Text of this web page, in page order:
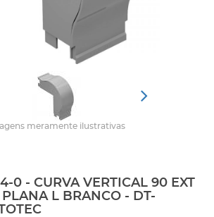
meramente ilustrativas
0 - CURVA VERTICAL 90 EXT
L BRANCO - DT-